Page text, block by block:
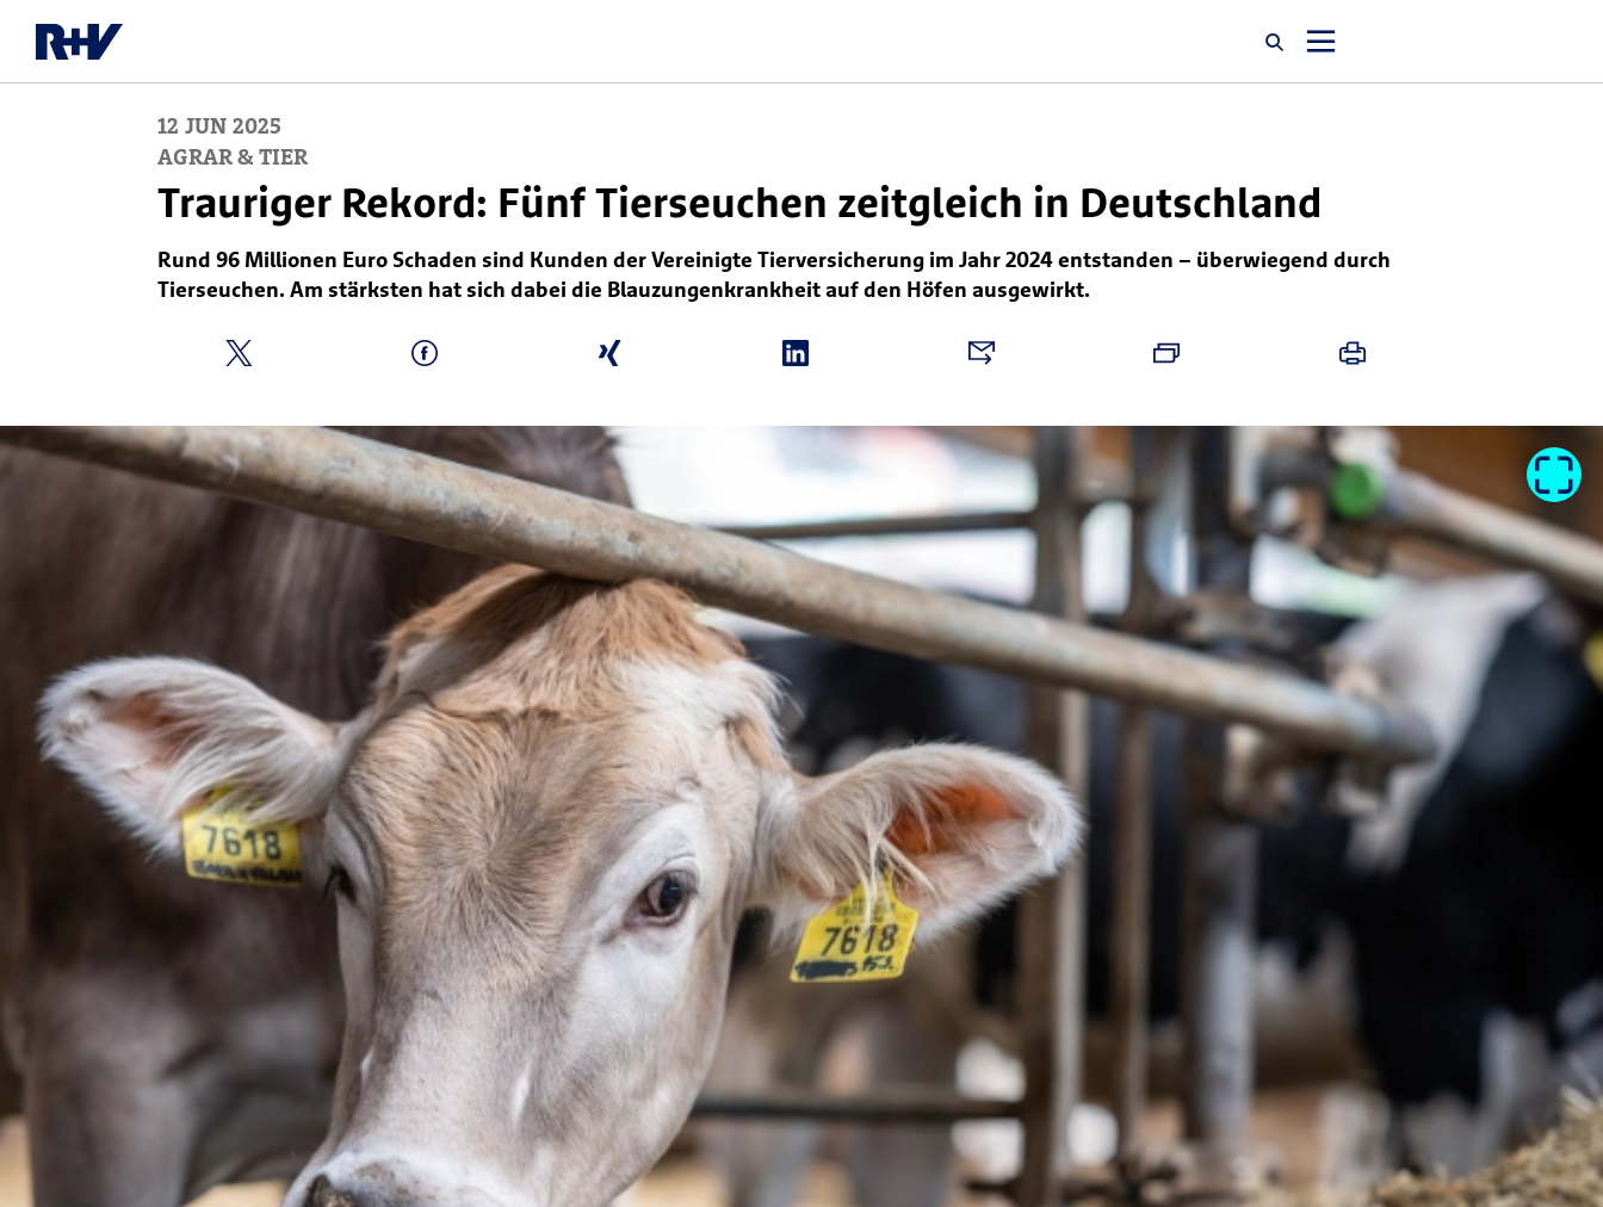
12 JUN 2025
AGRAR & TIER
Trauriger Rekord: Fünf Tierseuchen zeitgleich in Deutschland
Rund 96 Millionen Euro Schaden sind Kunden der Vereinigte Tierversicherung im Jahr 2024 entstanden – überwiegend durch
Tierseuchen. Am stärksten hat sich dabei die Blauzungenkrankheit auf den Höfen ausgewirkt.